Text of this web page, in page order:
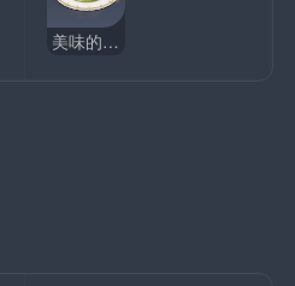
美味的薄荷豆汤